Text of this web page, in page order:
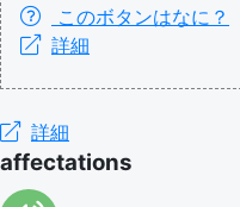
このボタンはなに？
詳細
詳細
affectations